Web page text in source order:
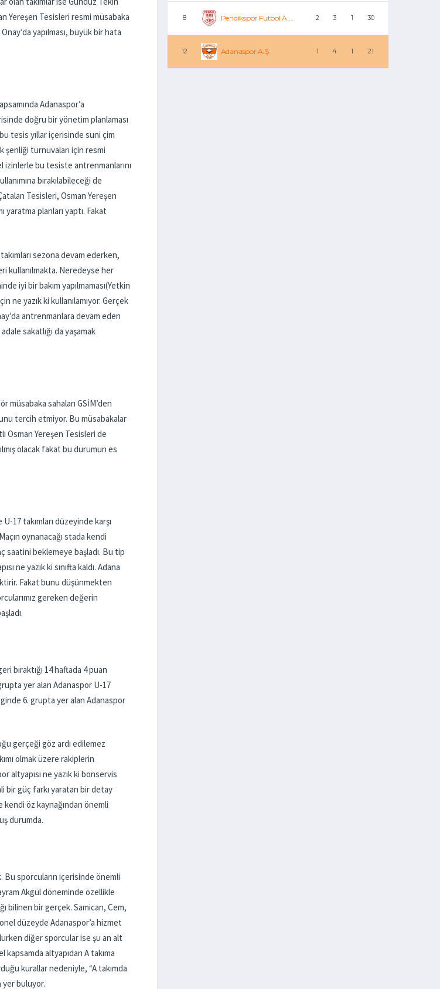
Yereşen Tesisleri resmi müsabaka
yapılması, büyük bir hata
Adanaspor’a
doğru bir yönetim planlaması
tesis yıllar içerisinde suni çim
şenliği turnuvaları için resmi
izinlerle bu tesiste antrenmanlarını
bırakılabileceği de
Tesisleri, Osman Yereşen
yaratma planları yaptı. Fakat
sezona devam ederken,
kullanılmakta. Neredeyse her
iyi bir bakım yapılmaması(Yetkin
ne yazık ki kullanılamıyor. Gerçek
antrenmanlara devam eden
sakatlığı da yaşamak
müsabaka sahaları GSİM’den
tercih etmiyor. Bu müsabakalar
Osman Yereşen Tesisleri de
olacak fakat bu durumun es
17 takımları düzeyinde karşı
oynanacağı stada kendi
saatini beklemeye başladı. Bu tip
ne yazık ki sınıfta kaldı. Adana
Fakat bunu düşünmekten
gereken değerin
bıraktığı 14 haftada 4 puan
yer alan Adanaspor U-17
6. grupta yer alan Adanaspor
gerçeği göz ardı edilemez
olmak üzere rakiplerin
altyapısı ne yazık ki bonservis
bir güç farkı yaratan bir detay
kendi öz kaynağından önemli
durumda.
Bu sporcuların içerisinde önemli
Akgül döneminde özellikle
bilinen bir gerçek. Samican, Cem,
düzeyde Adanaspor’a hizmet
diğer sporcular ise şu an alt
altyapıdan A takıma
kurallar nedeniyle, “A takımda
yer buluyor.
8 Pendikspor Futbol A.... 2 3 1 30
12 Adanaspor A.Ş. 1 4 1 21